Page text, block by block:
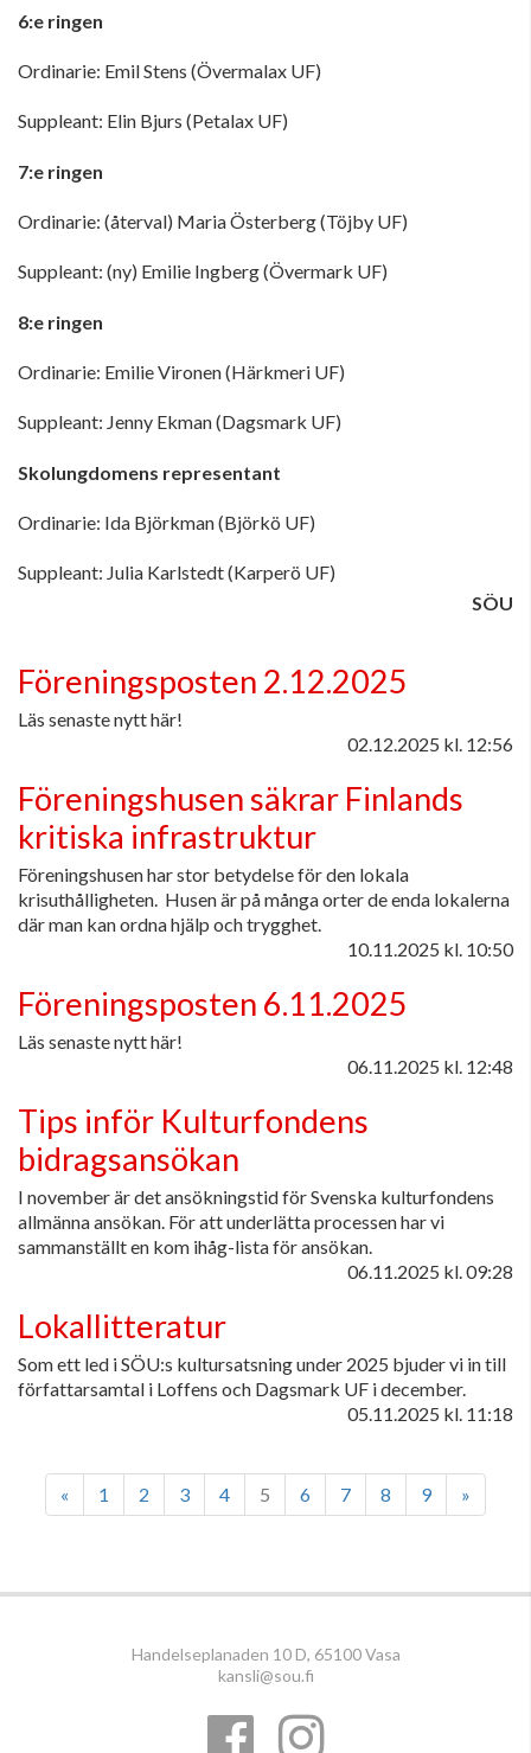
6:e ringen
Ordinarie: Emil Stens (Övermalax UF)
Suppleant: Elin Bjurs (Petalax UF)
7:e ringen
Ordinarie: (återval) Maria Österberg (Töjby UF)
Suppleant: (ny) Emilie Ingberg (Övermark UF)
8:e ringen
Ordinarie: Emilie Vironen (Härkmeri UF)
Suppleant: Jenny Ekman (Dagsmark UF)
Skolungdomens representant
Ordinarie: Ida Björkman (Björkö UF)
Suppleant: Julia Karlstedt (Karperö UF)
SÖU
Föreningsposten 2.12.2025
Läs senaste nytt här!
02.12.2025 kl. 12:56
Föreningshusen säkrar Finlands
kritiska infrastruktur
Föreningshusen har stor betydelse för den lokala
krisuthålligheten. Husen är på många orter de enda lokalerna
där man kan ordna hjälp och trygghet.
10.11.2025 kl. 10:50
Föreningsposten 6.11.2025
Läs senaste nytt här!
06.11.2025 kl. 12:48
Tips inför Kulturfondens
bidragsansökan
I november är det ansökningstid för Svenska kulturfondens
allmänna ansökan. För att underlätta processen har vi
sammanställt en kom ihåg-lista för ansökan.
06.11.2025 kl. 09:28
Lokallitteratur
Som ett led i SÖU:s kultursatsning under 2025 bjuder vi in till
författarsamtal i Loffens och Dagsmark UF i december.
05.11.2025 kl. 11:18
« 1 2 3 4 5 6 7 8 9 »
Handelseplanaden 10 D, 65100 Vasa
kansli@sou.fi